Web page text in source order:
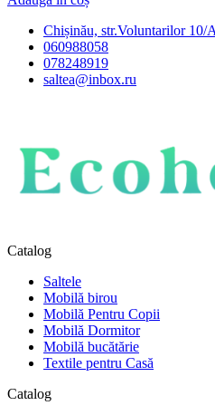
Chișinău, str.Voluntarilor 10/A
060988058
078248919
saltea@inbox.ru
Catalog
Saltele
Mobilă birou
Mobilă Pentru Copii
Mobilă Dormitor
Mobilă bucătărie
Textile pentru Casă
Catalog